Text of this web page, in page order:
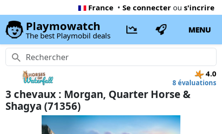
France • Se connecter ou s'incrire
Playmowatch
The best Playmobil deals
MENU
4.0
8 évaluations
3 chevaux : Morgan, Quarter Horse &
Shagya (71356)